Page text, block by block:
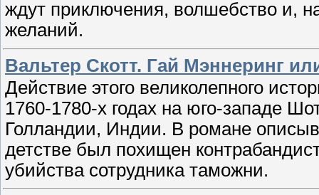
ждут приключения, волшебство и,
желаний.
Вальтер Скотт. Гай Мэннеринг
Действие этого великолепного
1760-1780-х годах на юго-западе
Голландии, Индии. В романе
детстве был похищен
убийства сотрудника таможни.